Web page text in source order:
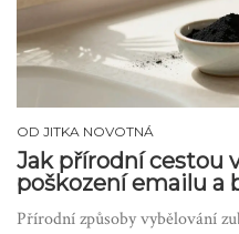
OD JITKA NOVOTNÁ
Jak přírodní cestou
poškození emailu a
Přírodní způsoby vybělování